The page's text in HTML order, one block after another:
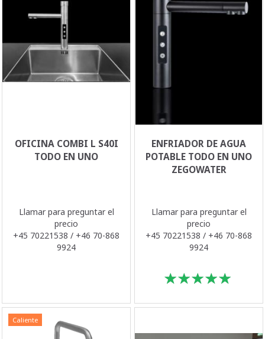
OFICINA COMBI L S40I
TODO EN UNO
Llamar para preguntar el
precio
+45 70221538 / +46 70-868
9924
ENFRIADOR DE AGUA
POTABLE TODO EN UNO
ZEGOWATER
Llamar para preguntar el
precio
+45 70221538 / +46 70-868
9924
Caliente